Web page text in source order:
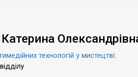
технологій у мистецтві: